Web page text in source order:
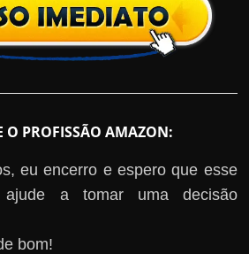
O PROFISSÃO AMAZON:
eu encerro e espero que esse
a tomar uma decisão
bom!